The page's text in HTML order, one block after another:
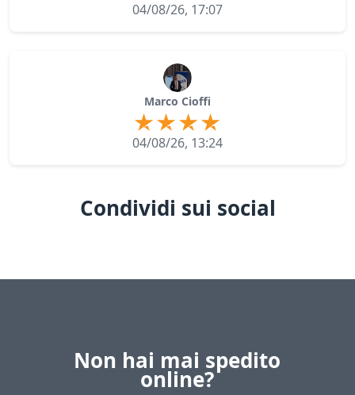
04/08/26, 17:07
Marco Cioffi
04/08/26, 13:24
Condividi sui social
Non hai mai spedito
online?